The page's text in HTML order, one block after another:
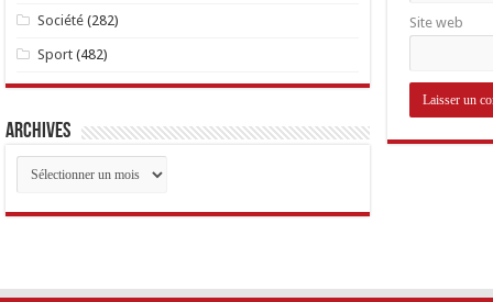
Site web
Société (282)
Sport (482)
Archives
Archives